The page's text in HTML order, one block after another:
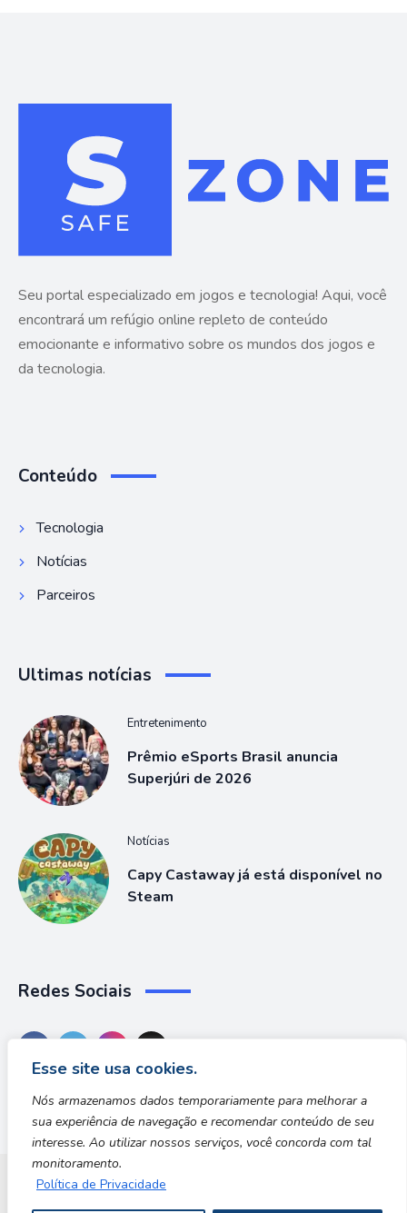
Esse site usa cookies.
Nós armazenamos dados temporariamente para melhorar a
sua experiência de navegação e recomendar conteúdo de seu
interesse. Ao utilizar nossos serviços, você concorda com tal
monitoramento.
Política de Privacidade
Seu portal especializado em jogos e tecnologia! Aqui, você
encontrará um refúgio online repleto de conteúdo
emocionante e informativo sobre os mundos dos jogos e
da tecnologia.
Conteúdo
Tecnologia
Notícias
Parceiros
Ultimas notícias
Entretenimento
Prêmio eSports Brasil anuncia
Superjúri de 2026
Notícias
Capy Castaway já está disponível no
Steam
Redes Sociais